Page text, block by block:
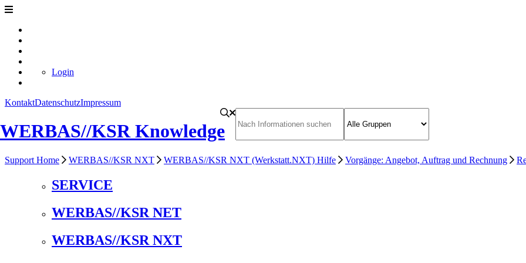
Login
KontaktDatenschutzImpressum
WERBAS//KSR Knowledge
Support Home WERBAS//KSR NXT WERBAS//KSR NXT (Werkstatt.NXT) Hilfe Vorgänge: Angebot, Auftrag und Rechnung
SERVICE
WERBAS//KSR NET
WERBAS//KSR NXT